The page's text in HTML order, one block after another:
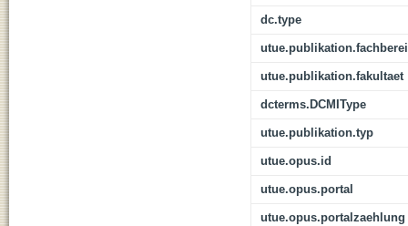
dc.type
utue.publikation.fakultaet
dcterms.DCMIType
utue.publikation.typ
utue.opus.id
utue.opus.portal
utue.opus.portalzaehlung